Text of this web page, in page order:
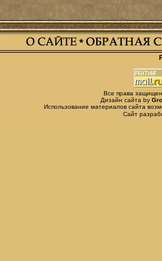
Все права
Дизайн сайта by
Использование материалов сайта
Сайт